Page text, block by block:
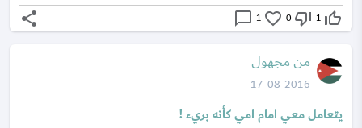
thumb_up_off_alt
1
thumb_down_off_alt
0
favorite_border
1
chat_bubble_outline
share
من مجهول
17-08-2016
يتعامل معي امام امي كأنه بريء !